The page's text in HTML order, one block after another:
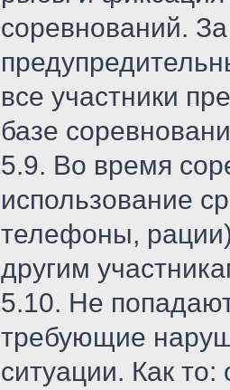
соревнований.
все участники
базе
5.9. Во время
использование
телефоны,
другим
5.10. Не
требующие
ситуации. Как